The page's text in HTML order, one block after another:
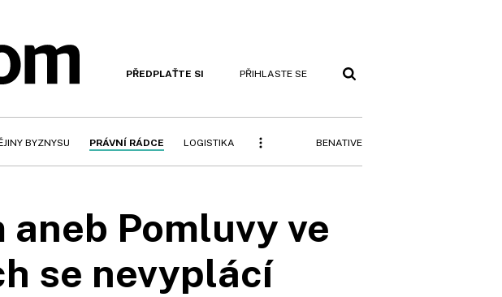
PŘEDPLAŤTE SI PŘIHLASTE SE
BYZNYSU PRÁVNÍ RÁDCE LOGISTIKA BENATIVE
Pomluvy ve
se nevyplácí